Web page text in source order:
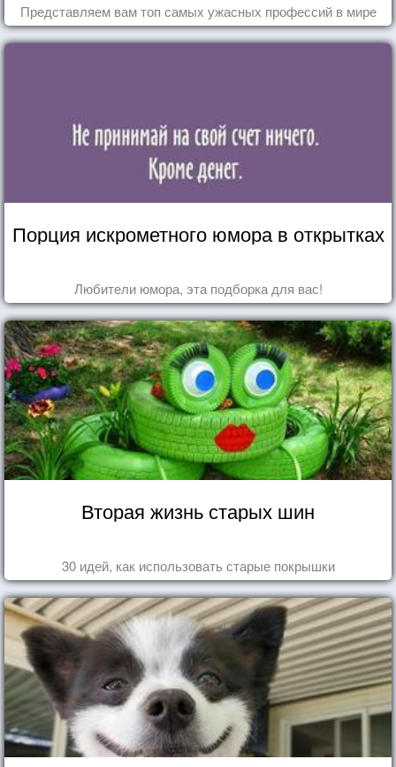
Представляем вам топ самых ужасных профессий в мире
Порция искрометного юмора в открытках
Любители юмора, эта подборка для вас!
Вторая жизнь старых шин
30 идей, как использовать старые покрышки